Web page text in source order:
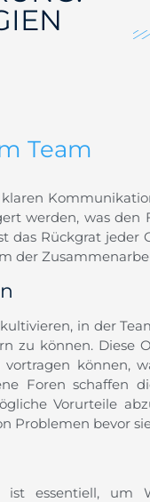
Team
werden, was den
Rückgrat jeder
der
in der
zu können. Diese
können,
Foren schaffen
Vorurteile
Problemen bevor
ist essentiell, um